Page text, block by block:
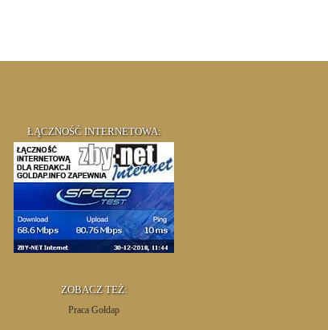
ŁĄCZNOŚĆ INTERNETOWA:
ZOBACZ TEŻ:
Praca Gołdap